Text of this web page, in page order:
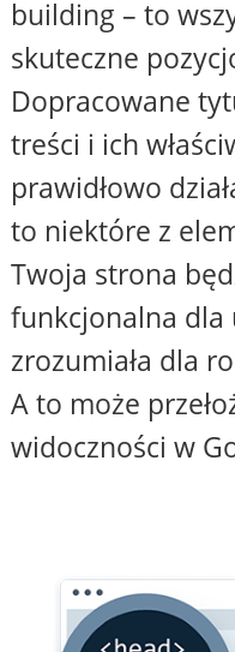
building – to
skuteczne
Dopracowane
treści i ich
prawidłowo
to niektóre z
Twoja strona
funkcjonalna dla
zrozumiała dla
A to może
widoczności w